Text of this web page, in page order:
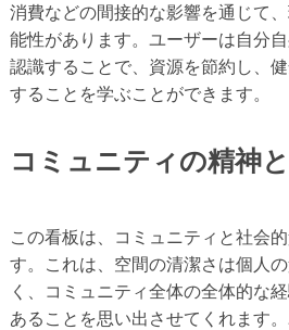
消費などの間接的な影響を通じて
能性があります。ユーザーは自分
認識することで、資源を節約し、
することを学ぶことができます。
コミュニティの精神
この看板は、コミュニティと社会
す。これは、空間の清潔さは個人
く、コミュニティ全体の全体的な
あることを思い出させてくれます